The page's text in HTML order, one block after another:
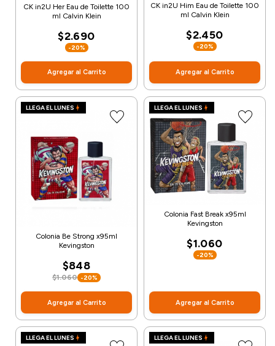
CK in2U Her Eau de Toilette 100
ml Calvin Klein
$2.690
-20%
Agregar al Carrito
CK in2U Him Eau de Toilette 100
ml Calvin Klein
$2.450
-20%
Agregar al Carrito
LLEGA EL LUNES
Colonia Be Strong x95ml
Kevingston
$848
$1.060 -20%
Agregar al Carrito
LLEGA EL LUNES
Colonia Fast Break x95ml
Kevingston
$1.060
-20%
Agregar al Carrito
LLEGA EL LUNES LLEGA EL LUNES